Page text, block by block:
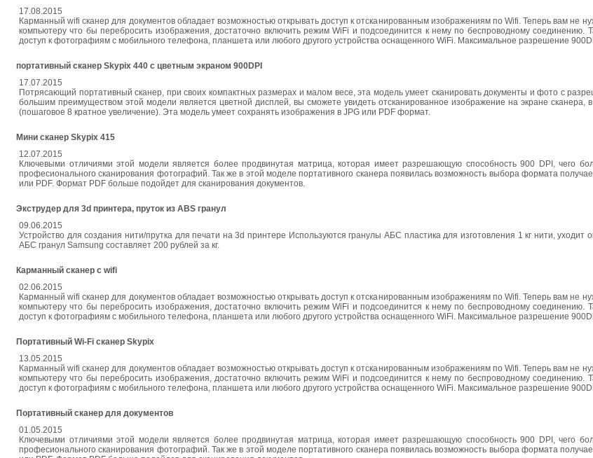
17.08.2015
Карманный wifi сканер для документов обладает возможностью открывать доступ к отсканированным изображениям по Wifi. Теперь вам не
компьютеру что бы перебросить изображения, достаточно включить режим WiFi и подсоединится к нему по беспроводному соединению.
доступ к фотографиям с мобильного телефона, планшета или любого другого устройства оснащенного WiFi. Максимальное разрешение
портативный сканер Skypix 440 с цветным экраном 900DPI
17.07.2015
Потрясающий портативный сканер, при своих компактных размерах и малом весе, эта модель умеет сканировать документы и фото с
большим преимуществом этой модели является цветной дисплей, вы сможете увидеть отсканированное изображение на экране сканера, в
(пошаговое 8 кратное увеличение). Эта модель умеет сохранять изображения в JPG или PDF формат.
Мини сканер Skypix 415
12.07.2015
Ключевыми отличиями этой модели является более продвинутая матрица, которая имеет разрешающую способность 900 DPI, чего
професионального сканирования фотографий. Так же в этой моделе портативного сканера появилась возможность выбора формата
или PDF. Формат PDF больше подойдет для сканирования документов.
Экструдер для 3d принтера, пруток из ABS гранул
09.06.2015
Устройство для создания нити/прутка для печати на 3d принтере Используются гранулы АБС пластика для изготовления 1 кг нити, уходит
АБС гранул Samsung составляет 200 рублей за кг.
Карманный сканер с wifi
02.06.2015
Карманный wifi сканер для документов обладает возможностью открывать доступ к отсканированным изображениям по Wifi. Теперь вам не
компьютеру что бы перебросить изображения, достаточно включить режим WiFi и подсоединится к нему по беспроводному соединению.
доступ к фотографиям с мобильного телефона, планшета или любого другого устройства оснащенного WiFi. Максимальное разрешение
Портативный Wi-Fi сканер Skypix
13.05.2015
Карманный wifi сканер для документов обладает возможностью открывать доступ к отсканированным изображениям по Wifi. Теперь вам не
компьютеру что бы перебросить изображения, достаточно включить режим WiFi и подсоединится к нему по беспроводному соединению.
доступ к фотографиям с мобильного телефона, планшета или любого другого устройства оснащенного WiFi. Максимальное разрешение
Портативный сканер для документов
01.05.2015
Ключевыми отличиями этой модели является более продвинутая матрица, которая имеет разрешающую способность 900 DPI, чего
професионального сканирования фотографий. Так же в этой моделе портативного сканера появилась возможность выбора формата